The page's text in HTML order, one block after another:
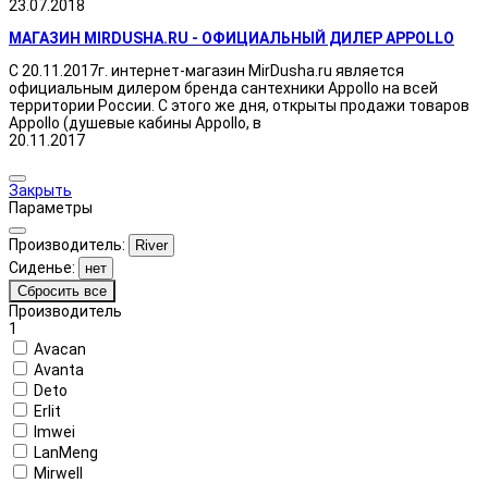
23.07.2018
МАГАЗИН MIRDUSHA.RU - ОФИЦИАЛЬНЫЙ ДИЛЕР APPOLLO
С 20.11.2017г. интернет-магазин MirDusha.ru является
официальным дилером бренда сантехники Appollo на всей
территории России. С этого же дня, открыты продажи товаров
Appollo (душевые кабины Appollo, в
20.11.2017
Закрыть
Параметры
Производитель: River
Сиденье:
нет
Сбросить все
Производитель
1
Avacan
Avanta
Deto
Erlit
Imwei
LanMeng
Mirwell